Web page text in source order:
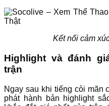
Kết nối cảm
Highlight và đánh
trận
Ngay sau khi tiếng còi mãn
phát hành bản highlight